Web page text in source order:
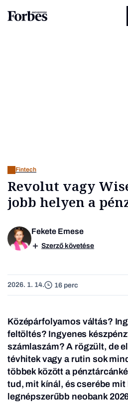
Fintech
Revolut vagy
jobb helyen a
Fekete Emese
Szerző követése
2026. 1. 14. 16 perc
Középárfolyamos váltás?
feltöltés? Ingyenes
számlaszám? A rögzült, de
tévhitek vagy a rutin sok
többek között a
tud, mit kínál, és cserébe mit
legnépszerűbb neobank